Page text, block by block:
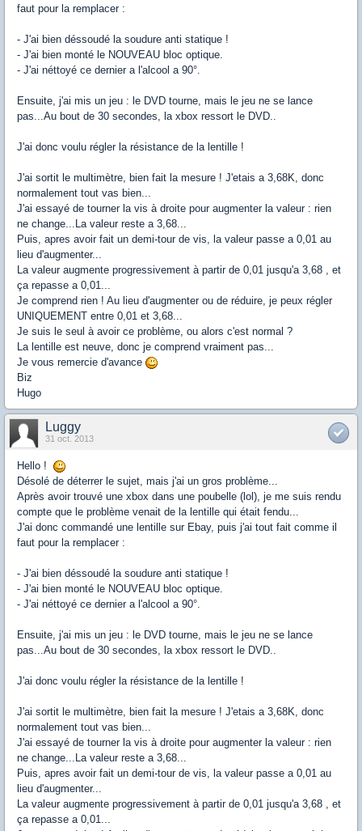
faut pour la remplacer :
- J'ai bien déssoudé la soudure anti statique !
- J'ai bien monté le NOUVEAU bloc optique.
- J'ai néttoyé ce dernier a l'alcool a 90°.
Ensuite, j'ai mis un jeu : le DVD tourne, mais le jeu ne se lance
pas...Au bout de 30 secondes, la xbox ressort le DVD..
J'ai donc voulu régler la résistance de la lentille !
J'ai sortit le multimètre, bien fait la mesure ! J'etais a 3,68K, donc
normalement tout vas bien...
J'ai essayé de tourner la vis à droite pour augmenter la valeur : rien
ne change...La valeur reste a 3,68...
Puis, apres avoir fait un demi-tour de vis, la valeur passe a 0,01 au
lieu d'augmenter...
La valeur augmente progressivement à partir de 0,01 jusqu'a 3,68 , et
ça repasse a 0,01...
Je comprend rien ! Au lieu d'augmenter ou de réduire, je peux régler
UNIQUEMENT entre 0,01 et 3,68...
Je suis le seul à avoir ce problème, ou alors c'est normal ?
La lentille est neuve, donc je comprend vraiment pas...
Je vous remercie d'avance
Biz
Hugo
Luggy
31 oct. 2013
Hello !
Désolé de déterrer le sujet, mais j'ai un gros problème...
Après avoir trouvé une xbox dans une poubelle (lol), je me suis rendu
compte que le problème venait de la lentille qui était fendu...
J'ai donc commandé une lentille sur Ebay, puis j'ai tout fait comme il
faut pour la remplacer :
- J'ai bien déssoudé la soudure anti statique !
- J'ai bien monté le NOUVEAU bloc optique.
- J'ai néttoyé ce dernier a l'alcool a 90°.
Ensuite, j'ai mis un jeu : le DVD tourne, mais le jeu ne se lance
pas...Au bout de 30 secondes, la xbox ressort le DVD..
J'ai donc voulu régler la résistance de la lentille !
J'ai sortit le multimètre, bien fait la mesure ! J'etais a 3,68K, donc
normalement tout vas bien...
J'ai essayé de tourner la vis à droite pour augmenter la valeur : rien
ne change...La valeur reste a 3,68...
Puis, apres avoir fait un demi-tour de vis, la valeur passe a 0,01 au
lieu d'augmenter...
La valeur augmente progressivement à partir de 0,01 jusqu'a 3,68 , et
ça repasse a 0,01...